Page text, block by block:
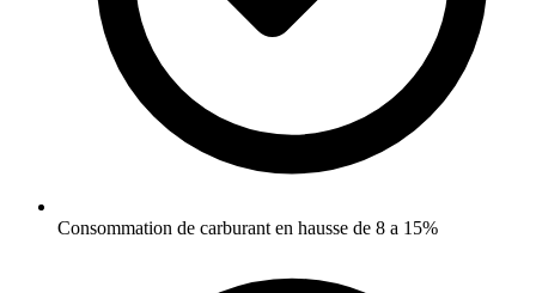
Consommation de carburant en hausse de 8 a 15%